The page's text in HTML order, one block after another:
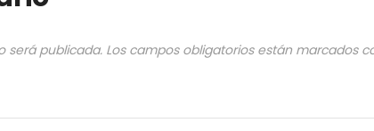
será publicada. Los campos obligatorios están marcados